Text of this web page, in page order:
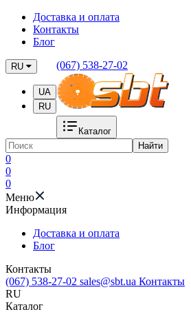
Доставка и оплата
Контакты
Блог
RU
UA
RU
(067) 538-27-02
Каталог
Найти
0
0
0
Меню
Информация
Доставка и оплата
Блог
Контакты
(067) 538-27-02 sales@sbt.ua Контакты
RU
Каталог